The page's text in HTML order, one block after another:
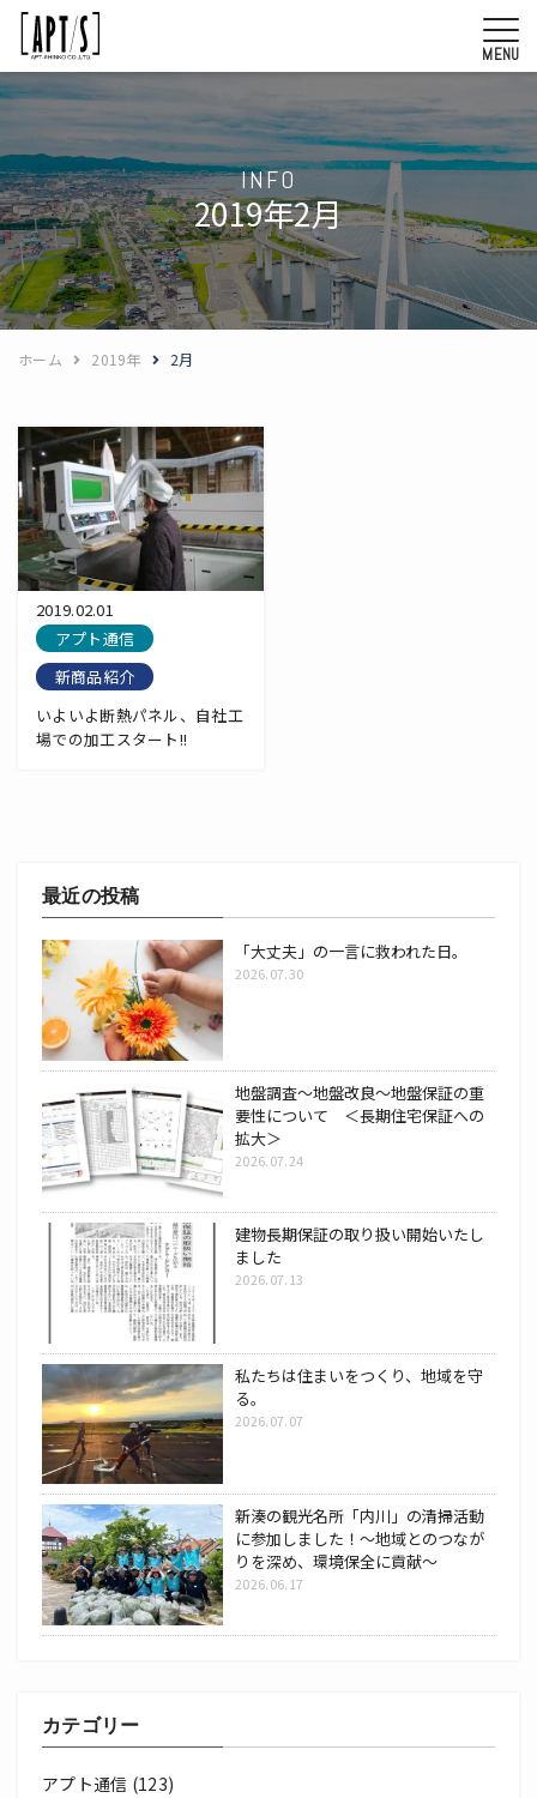
MENU
INFO
2019年2月
ホーム 2019年 2月
2019.02.01
アプト通信
新商品紹介
いよいよ断熱パネル、自社工
場での加工スタート!!
最近の投稿
「大丈夫」の一言に救われた日。
2026.07.30
地盤調査～地盤改良～地盤保証の重
要性について ＜長期住宅保証への
拡大＞
2026.07.24
建物長期保証の取り扱い開始いたし
ました
2026.07.13
私たちは住まいをつくり、地域を守
る。
2026.07.07
新湊の観光名所「内川」の清掃活動
に参加しました！～地域とのつなが
りを深め、環境保全に貢献～
2026.06.17
カテゴリー
アプト通信 (123)